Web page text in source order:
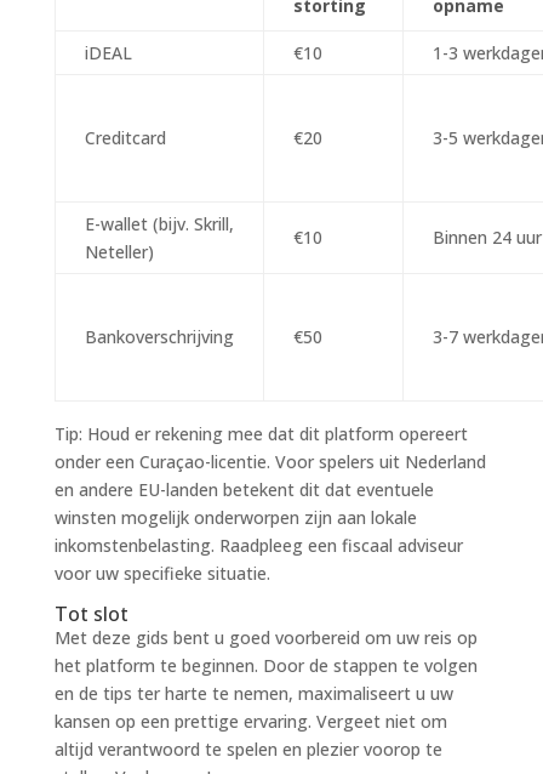
storting
opname
iDEAL €10 1-3
Creditcard €20 3-5
E-wallet (bijv. Skrill,
Neteller)
€10 Binnen 24 uur
Bankoverschrijving €50 3-7
Tip: Houd er rekening mee dat dit platform opereert
onder een Curaçao-licentie. Voor spelers uit Nederland
en andere EU-landen betekent dit dat eventuele
winsten mogelijk onderworpen zijn aan lokale
inkomstenbelasting. Raadpleeg een fiscaal adviseur
voor uw specifieke situatie.
Tot slot
Met deze gids bent u goed voorbereid om uw reis op
het platform te beginnen. Door de stappen te volgen
en de tips ter harte te nemen, maximaliseert u uw
kansen op een prettige ervaring. Vergeet niet om
altijd verantwoord te spelen en plezier voorop te